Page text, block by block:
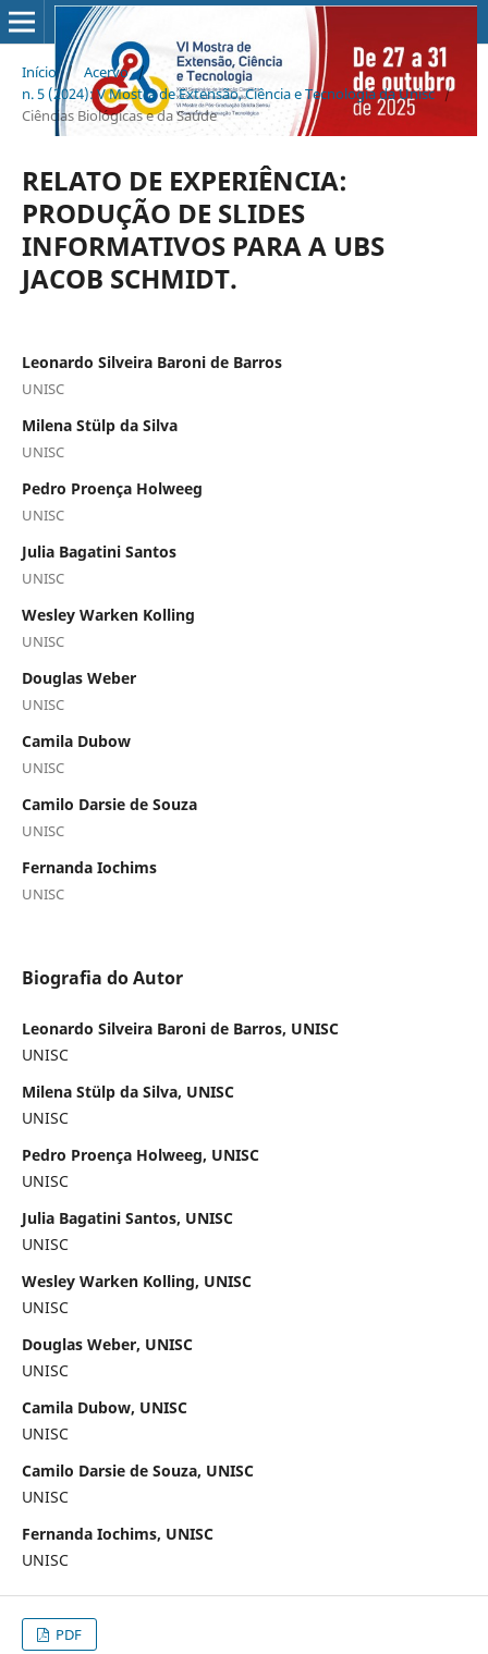
Início / Acervo /
n. 5 (2024): V Mostra de Extensão, Ciência e Tecnologia da Unisc /
Ciências Biológicas e da Saúde
RELATO DE EXPERIÊNCIA:
PRODUÇÃO DE SLIDES
INFORMATIVOS PARA A UBS
JACOB SCHMIDT.
Leonardo Silveira Baroni de Barros
UNISC
Milena Stülp da Silva
UNISC
Pedro Proença Holweeg
UNISC
Julia Bagatini Santos
UNISC
Wesley Warken Kolling
UNISC
Douglas Weber
UNISC
Camila Dubow
UNISC
Camilo Darsie de Souza
UNISC
Fernanda Iochims
UNISC
Biografia do Autor
Leonardo Silveira Baroni de Barros, UNISC
UNISC
Milena Stülp da Silva, UNISC
UNISC
Pedro Proença Holweeg, UNISC
UNISC
Julia Bagatini Santos, UNISC
UNISC
Wesley Warken Kolling, UNISC
UNISC
Douglas Weber, UNISC
UNISC
Camila Dubow, UNISC
UNISC
Camilo Darsie de Souza, UNISC
UNISC
Fernanda Iochims, UNISC
UNISC
PDF